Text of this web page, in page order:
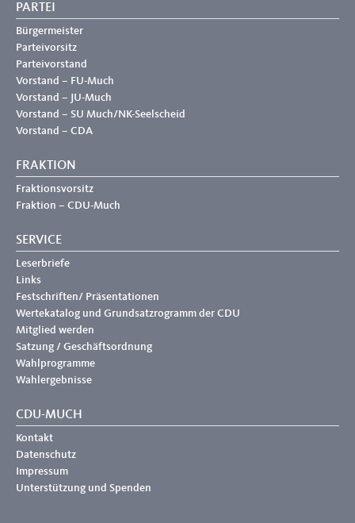
PARTEI
Bürgermeister
Parteivorsitz
Parteivorstand
Vorstand – FU-Much
Vorstand – JU-Much
Vorstand – SU Much/NK-Seelscheid
Vorstand – CDA
FRAKTION
Fraktionsvorsitz
Fraktion – CDU-Much
SERVICE
Leserbriefe
Links
Festschriften/ Präsentationen
Wertekatalog und Grundsatzrogramm der CDU
Mitglied werden
Satzung / Geschäftsordnung
Wahlprogramme
Wahlergebnisse
CDU-MUCH
Kontakt
Datenschutz
Impressum
Unterstützung und Spenden